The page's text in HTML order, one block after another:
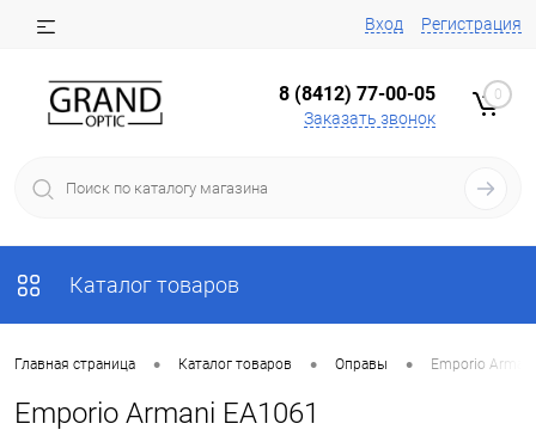
Вход Регистрация
8 (8412) 77-00-05
Заказать звонок
0
Каталог товаров
Главная страница • Каталог товаров • Оправы • Emporio
Emporio Armani EA1061